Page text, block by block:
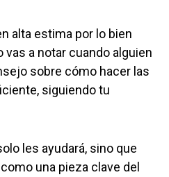
alta estima por lo bien
vas a notar cuando alguien
sobre cómo hacer las
siguiendo tu
les ayudará, sino que
una pieza clave del